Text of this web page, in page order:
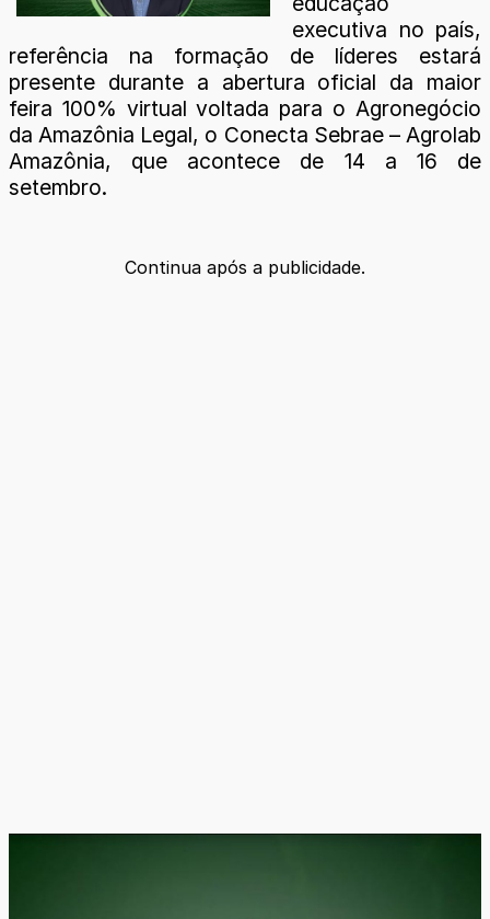
executiva no país,
referência na formação de líderes estará
presente durante a abertura oficial da maior
feira 100% virtual voltada para o Agronegócio
da Amazônia Legal, o Conecta Sebrae – Agrolab
Amazônia, que acontece de 14 a 16 de
setembro.
Continua após a publicidade.